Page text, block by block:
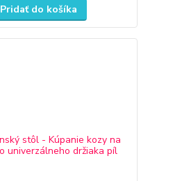
Pridať do košíka